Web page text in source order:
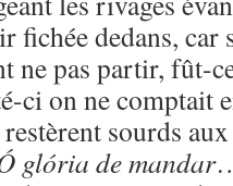
fichée dedans, car
ne pas partir, fût-
ci on ne comptait
sourds
glória de mandar